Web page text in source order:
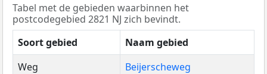
Tabel met de gebieden waarbinnen het
postcodegebied 2821 NJ zich bevindt.
Soort gebied
Naam gebied
Weg
Beijerscheweg